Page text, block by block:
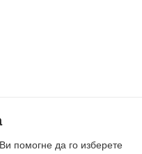
помогне да го изберете